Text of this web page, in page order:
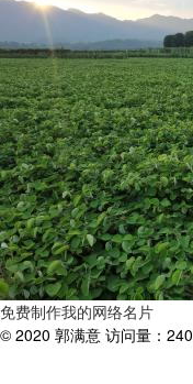
免费制作我的网络名片
© 2020 郭满意 访问量：240